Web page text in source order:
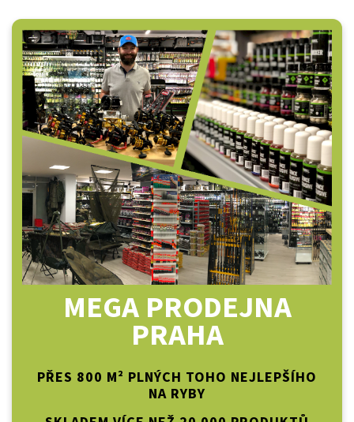
MEGA PRODEJNA
PRAHA
PŘES 800 M² PLNÝCH TOHO NEJLEPŠÍHO
NA RYBY